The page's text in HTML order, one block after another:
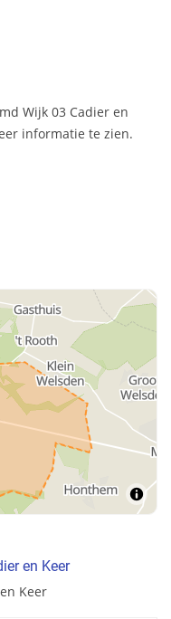
Wijk 03 Cadier en
informatie te zien.
en Keer
Keer